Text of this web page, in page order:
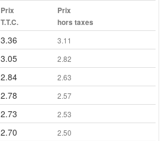
Prix
T.T.C.
Prix
hors taxes
3.36 3.11
3.05 2.82
2.84 2.63
2.78 2.57
2.73 2.53
2.70
2.50